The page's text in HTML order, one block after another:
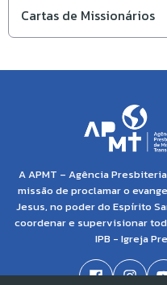
Cartas de Missionários
A APMT – Agência
missão de proclamar o
Jesus, no poder do Espírito
coordenar e supervisionar
IPB - Igreja